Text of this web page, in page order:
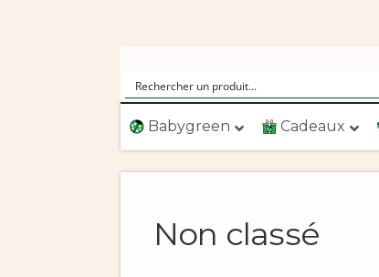
Babygreen Cadeaux
Non classé